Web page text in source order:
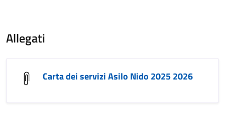
Allegati
Carta dei servizi Asilo Nido 2025 2026